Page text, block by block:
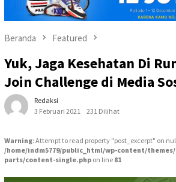
Beranda Featured
Yuk, Jaga Kesehatan Di
Join Challenge di Media
Redaksi
3 Februari 2021
231 Dilihat
Warning: Attempt to read property "post_excerpt" on
/home/indm5779/public_html/wp-content/
parts/content-single.php on line 81